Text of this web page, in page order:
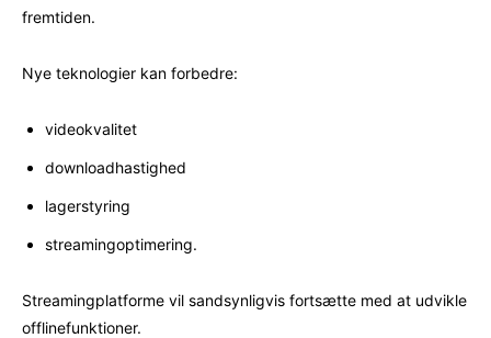
fremtiden.
Nye teknologier kan forbedre:
videokvalitet
downloadhastighed
lagerstyring
streamingoptimering.
Streamingplatforme vil sandsynligvis fortsætte med at udvikle
offlinefunktioner.